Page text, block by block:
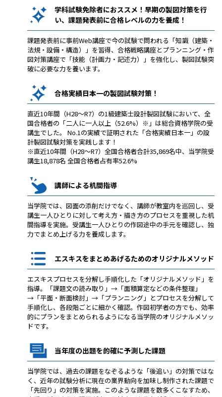
学科試験免除者におススメ！早期の製図対策を行
い、課題発表前に合格レベルの力を養成！
課題発表前に事前Web講座で今の試験で問われる「知識（建築・
法規・設備・構造）」を習得、合格戦略講座とプランニング・作
図対策講座で「技能（計画力・記述力）」を強化し、製図試験突
破に必要な力を養います。
合格実績日本一の製図試験対策！
直近10年間（H28～R7）の1級建築士設計製図試験において、全
国合格者の「二人に一人以上（52.6%）※」は総合資格学院の受
講生でした。 No.1の実績で証明された「合格実績日本一」の設
計製図試験対策を実践します！
※直近10年間（H28～R7）全国合格者合計35,869名中、当学院受
講生18,878名 全国合格者占有率52.6%
講師による机間指導
当学院では、図面の添削だけでなく、講師が教室内を巡回し、受
講生一人ひとりに対して考え方・描き方のプロセスを重視した机
間指導を実施。受講生一人ひとりの作図途中の手元を確認し、独
力でまとめ上げる力を養成します。
エスキスをまとめあげるためのオリジナルメソッド
エスキスプロセスを分解し手順化した「オリジナルメソッド」を
指導。「課題文の読み取り」→「面積算定などの条件整理」
→「平面・断面検討」→「プランニング」とプロセスを分解して
手順化し、各段階ごとに細かく確認。作図初学者の方でも、効率
的にプランをまとめられるようになる当学院のオリジナルメソッ
ドです。
当年度の出題を的確に予測した課題
当学院では、過去の課題をなぞるような「後追い」の対策ではな
く、近年の試験分析に現在の業界動向を加味し制作された課題で
「先回り」の対策を実施。このような課題を数多くこなすため、